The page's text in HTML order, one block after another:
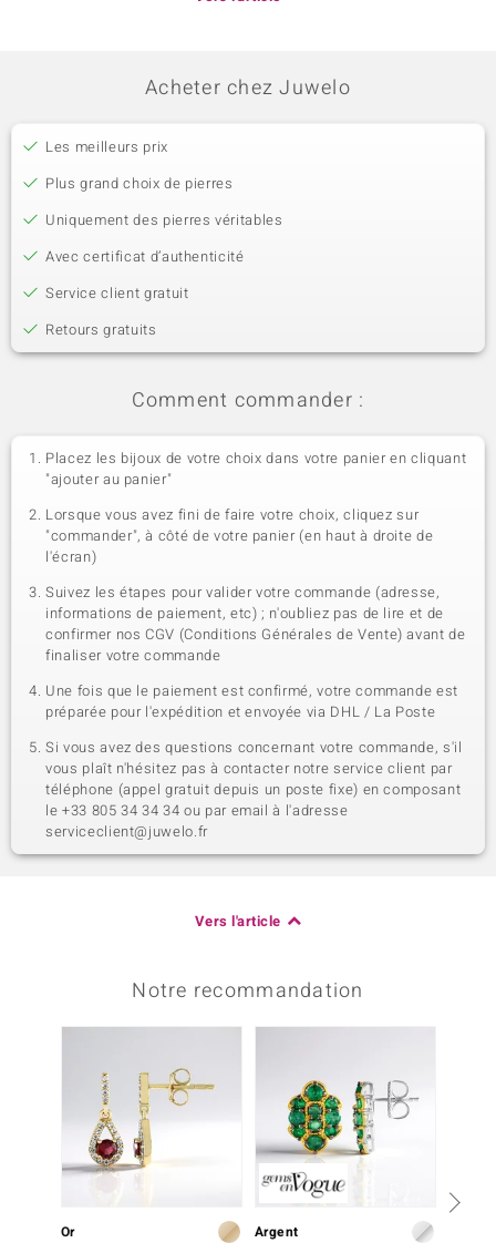
Acheter chez Juwelo
Les meilleurs prix
Plus grand choix de pierres
Uniquement des pierres véritables
Avec certificat d’authenticité
Service client gratuit
Retours gratuits
Comment commander :
Placez les bijoux de votre choix dans votre panier en cliquant
"ajouter au panier"
Lorsque vous avez fini de faire votre choix, cliquez sur
"commander", à côté de votre panier (en haut à droite de
l'écran)
Suivez les étapes pour valider votre commande (adresse,
informations de paiement, etc) ; n'oubliez pas de lire et de
confirmer nos CGV (Conditions Générales de Vente) avant de
finaliser votre commande
Une fois que le paiement est confirmé, votre commande est
préparée pour l'expédition et envoyée via DHL / La Poste
Si vous avez des questions concernant votre commande, s'il
vous plaît n'hésitez pas à contacter notre service client par
téléphone (appel gratuit depuis un poste fixe) en composant
le +33 805 34 34 34 ou par email à l'adresse
serviceclient@juwelo.fr
Vers l'article
Notre recommandation
Or Argent